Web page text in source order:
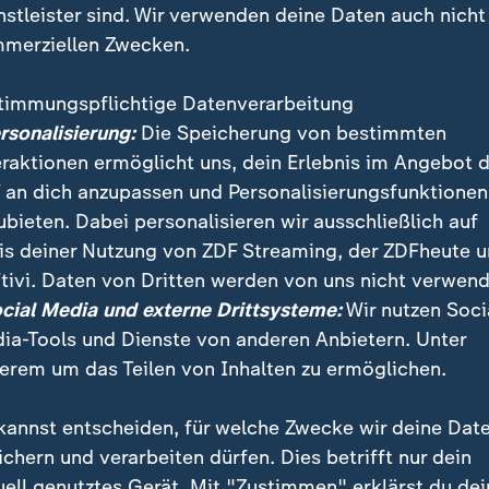
Singles. Was macht ein Jahr Corona mit dem
happy online, durch Corona wandelt sich manche
Geschichten. Und geben ein Fazit: Liebe findet
sind. Wir verwenden deine Daten auch nicht
Zwecken.
Datenverarbeitung
Die Speicherung von bestimmten
ermöglicht uns, dein Erlebnis im Angebot
an dich anzupassen und Personalisierungsfunktionen
Dabei personalisieren wir ausschließlich auf
deiner Nutzung von ZDF Streaming, der ZDFheute
Daten von Dritten werden von uns nicht
Media und externe Drittsysteme:Wir nutzen
Tools und Dienste von anderen Anbietern. Unter
um das Teilen von Inhalten zu ermöglichen.
entscheiden, für welche Zwecke wir deine
und verarbeiten dürfen. Dies betrifft nur dein